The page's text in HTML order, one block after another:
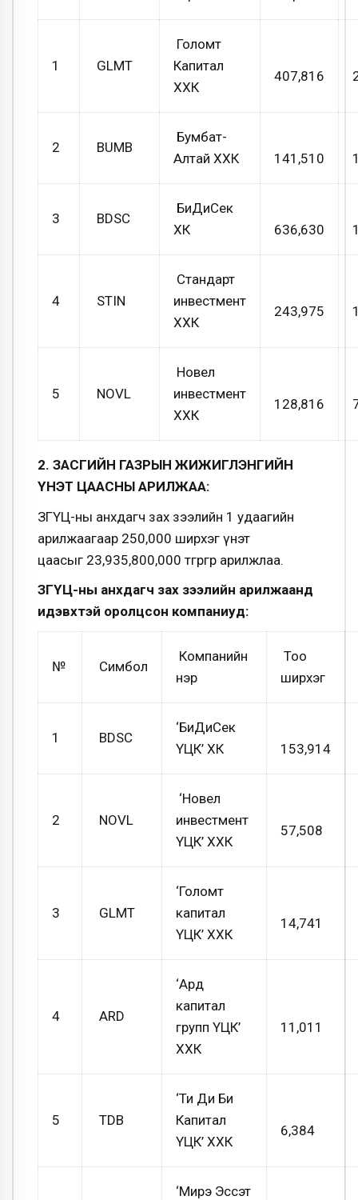
1 GLMT
Голомт
Капитал
ХХК
407,816
2 BUMB
Бумбат-
Алтай ХХК
141,510
3 BDSC
БиДиСек
ХК
636,630
4 STIN
Стандарт
инвестмент
ХХК
243,975
5 NOVL
Новел
инвестмент
ХХК
128,816
2. ЗАСГИЙН ГАЗРЫН ЖИЖИГЛЭНГИЙН
ҮНЭТ ЦААСНЫ АРИЛЖАА:
ЗГҮЦ-ны анхдагч зах зээлийн 1 удаагийн
арилжаагаар 250,000 ширхэг үнэт
цаасыг 23,935,800,000 төгрөгөөр арилжлаа.
ЗГҮЦ-ны анхдагч зах зээлийн арилжаанд
идэвхтэй оролцсон компаниуд:
№ Симбол
Компанийн
нэр
Тоо
ширхэг
1 BDSC
‘БиДиСек
ҮЦК’ ХК
153,914
2 NOVL
‘Новел
инвестмент
ҮЦК’ ХХК
57,508
3 GLMT
‘Голомт
капитал
ҮЦК’ ХХК
14,741
4 ARD
‘Ард
капитал
групп ҮЦК’
ХХК
11,011
5 TDB
‘Ти Ди Би
Капитал
ҮЦК’ ХХК
6,384
‘Мирэ Эссэт